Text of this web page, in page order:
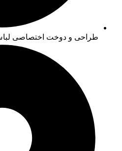
طراحی و دوخت اختصاصی